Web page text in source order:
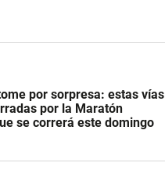
por sorpresa: estas vías
por la Maratón
se correrá este domingo